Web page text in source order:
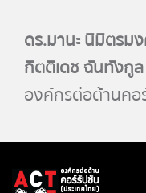
ดร.มานะ นิมิตรม
กิตติเดช ฉันทังกูล
องค์กรต่อต้านคอ